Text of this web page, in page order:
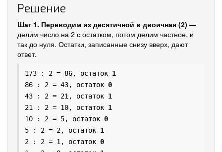
Решение
Шаг 1. Переводим из десятичной в двоичная (2) —
делим число на 2 с остатком, потом делим частное, и
так до нуля. Остатки, записанные снизу вверх, дают
ответ.
173 : 2 = 86, остаток 1
86 : 2 = 43, остаток 0
43 : 2 = 21, остаток 1
21 : 2 = 10, остаток 1
10 : 2 = 5, остаток 0
5 : 2 = 2, остаток 1
2 : 2 = 1, остаток 0